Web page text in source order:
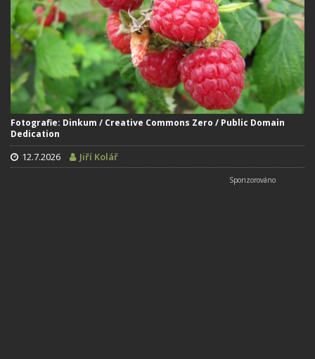
Fotografie: Dinkum / Creative Commons Zero / Public Domain
Dedication
12.7.2026 Jiří Kolář